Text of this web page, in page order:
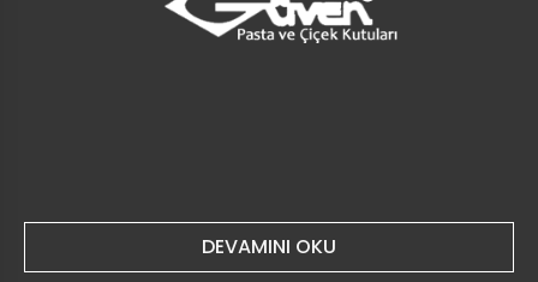
DEVAMINI OKU